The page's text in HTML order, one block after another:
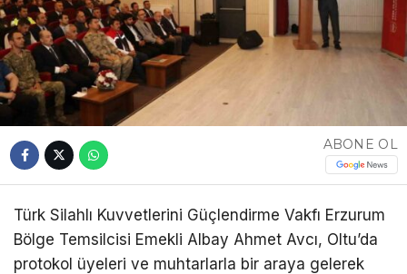
ABONE OL
Türk Silahlı Kuvvetlerini Güçlendirme Vakfı Erzurum
Bölge Temsilcisi Emekli Albay Ahmet Avcı, Oltu’da
protokol üyeleri ve muhtarlarla bir araya gelerek